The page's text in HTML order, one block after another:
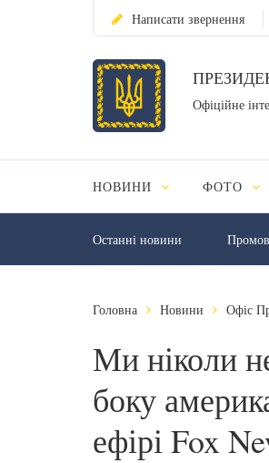
Написати звернення
Офіційне
НОВИНИ ФОТО
Останні новини
Головна Новини Офіс
Ми ніколи
боку
ефірі Fox